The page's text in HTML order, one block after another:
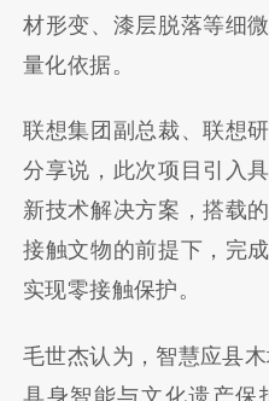
材形变、漆层脱落等细
量化依据。
联想集团副总裁、联想
分享说，此次项目引入
新技术解决方案，搭载
接触文物的前提下，完
实现零接触保护。
毛世杰认为，智慧应县
具身智能与文化遗产保